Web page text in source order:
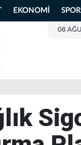
EKONOMİ SPOR
08